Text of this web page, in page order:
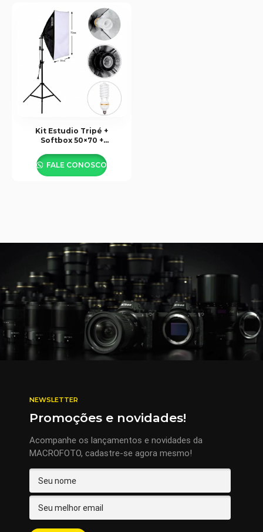
Kit Estudio Tripé +
Softbox 50×70 +
FALE CONOSCO
NEWSLETTER
Promoções e novidades!
Acompanhe os lançamentos e novidades da
MACROFOTO, cadastre-se agora mesmo!